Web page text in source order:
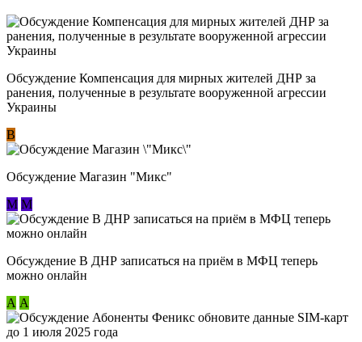
Обсуждение Компенсация для мирных жителей ДНР за
ранения, полученные в результате вооруженной агрессии
Украины
В
Обсуждение Магазин "Микс"
М М
Обсуждение В ДНР записаться на приём в МФЦ теперь
можно онлайн
А А